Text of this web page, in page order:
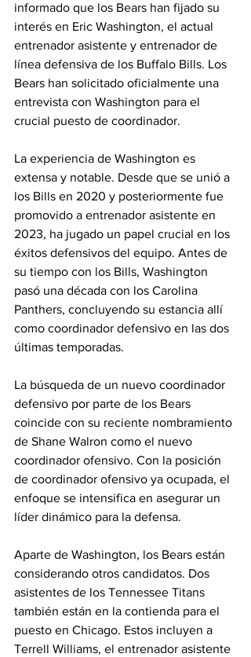
informado que los Bears han fijado su
interés en Eric Washington, el actual
entrenador asistente y entrenador de
línea defensiva de los Buffalo Bills. Los
Bears han solicitado oficialmente una
entrevista con Washington para el
crucial puesto de coordinador.
La experiencia de Washington es
extensa y notable. Desde que se unió a
los Bills en 2020 y posteriormente fue
promovido a entrenador asistente en
2023, ha jugado un papel crucial en los
éxitos defensivos del equipo. Antes de
su tiempo con los Bills, Washington
pasó una década con los Carolina
Panthers, concluyendo su estancia allí
como coordinador defensivo en las dos
últimas temporadas.
La búsqueda de un nuevo coordinador
defensivo por parte de los Bears
coincide con su reciente nombramiento
de Shane Walron como el nuevo
coordinador ofensivo. Con la posición
de coordinador ofensivo ya ocupada, el
enfoque se intensifica en asegurar un
líder dinámico para la defensa.
Aparte de Washington, los Bears están
considerando otros candidatos. Dos
asistentes de los Tennessee Titans
también están en la contienda para el
puesto en Chicago. Estos incluyen a
Terrell Williams, el entrenador asistente